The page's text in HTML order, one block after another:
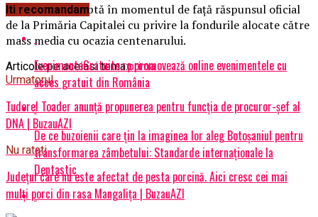
Capital.ro aşteaptă în momentul de faţă răspunsul oficial
de la Primăria Capitalei cu privire la fondurile alocate către
mass media cu ocazia centenarului.
Articole pe aceiasi tema:prima
Urmatorul
Tudorel Toader anunţă propunerea pentru funcţia de procuror-şef al
DNA | BuzauAZI
Nu ratati
Judeţul care nu este afectat de pesta porcină. Aici cresc cei mai
mulţi porci din rasa Mangaliţa | BuzauAZI
Iti recomandam
EvenimenteGratuite.ro promovează online evenimentele cu
acces gratuit din România
De ce buzoienii care țin la imaginea lor aleg Botoșaniul pentru
transformarea zâmbetului: Standarde internaționale la
Dentastic